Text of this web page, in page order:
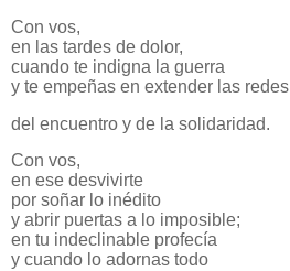
Con vos,
en las tardes de dolor,
cuando te indigna la guerra
y te empeñas en extender las redes
del encuentro y de la solidaridad.
Con vos,
en ese desvivirte
por soñar lo inédito
y abrir puertas a lo imposible;
en tu indeclinable profecía
y cuando lo adornas todo